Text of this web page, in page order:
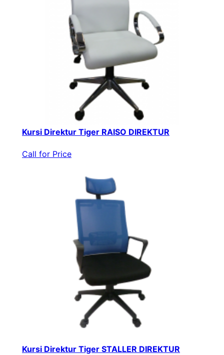
Kursi Direktur Tiger RAISO DIREKTUR
Call for Price
Kursi Direktur Tiger STALLER DIREKTUR